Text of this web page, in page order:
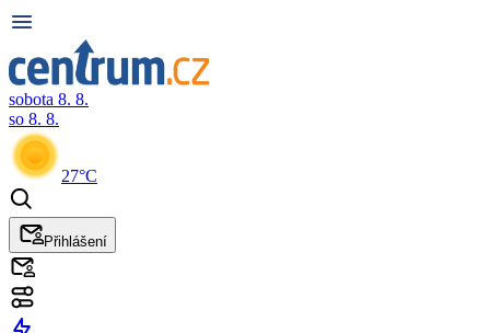
sobota 8. 8.
so 8. 8.
27°C
Přihlášení